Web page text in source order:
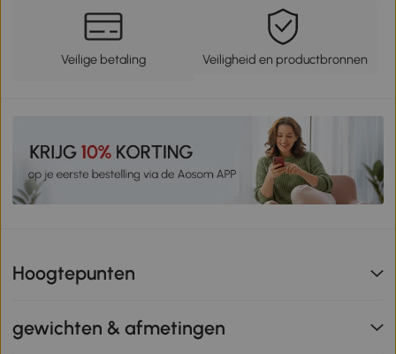
Veilige betaling Veiligheid en productbronnen
Hoogtepunten
gewichten & afmetingen